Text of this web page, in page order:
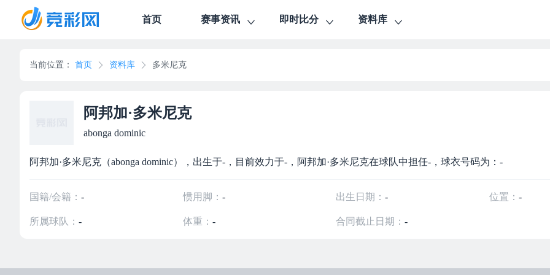
首页 赛事资讯 即时比分 资料库
当前位置： 首页 资料库 多米尼克
阿邦加·多米尼克
abonga dominic
阿邦加·多米尼克（abonga dominic），出生于-，目前效力于-，阿邦加·多米尼克在球队中担任-，球衣号码为：-
国籍/会籍： - 惯用脚： - 出生日期：- 位置： -
所属球队： - 体重： - 合同截止日期：-